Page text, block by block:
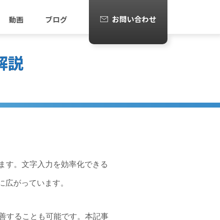
動画 ブログ お問い合わせ
説
す。文字入力を効率化できる
がっています。
することも可能です。本記事